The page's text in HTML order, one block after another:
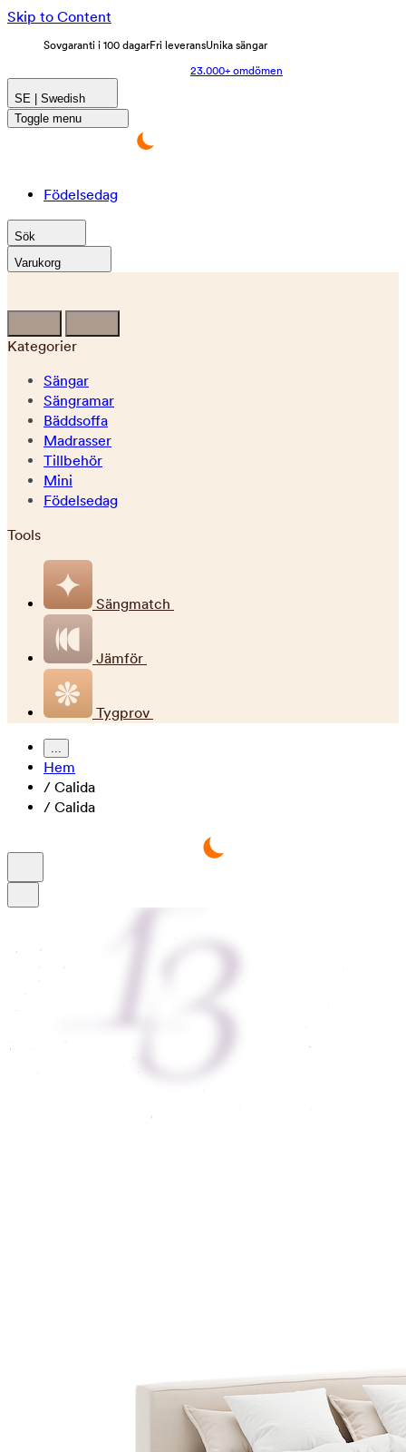
Skip to Content
Sovgaranti i 100 dagarFri leveransUnika sängar
23.000+ omdömen
SE | Swedish
Toggle menu
Födelsedag
Sök
Varukorg
Kategorier
Sängar
Sängramar
Bäddsoffa
Madrasser
Tillbehör
Mini
Födelsedag
Tools
Sängmatch
Jämför
Tygprov
...
Hem
/ Calida
/ Calida